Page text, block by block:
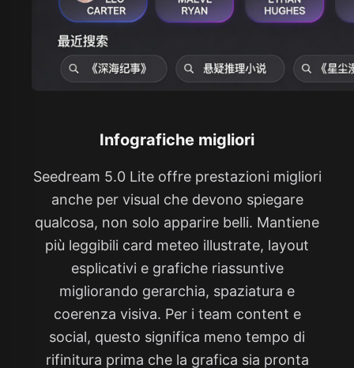
Infografiche migliori
Seedream 5.0 Lite offre prestazioni migliori
anche per visual che devono spiegare
qualcosa, non solo apparire belli. Mantiene
più leggibili card meteo illustrate, layout
esplicativi e grafiche riassuntive
migliorando gerarchia, spaziatura e
coerenza visiva. Per i team content e
social, questo significa meno tempo di
rifinitura prima che la grafica sia pronta